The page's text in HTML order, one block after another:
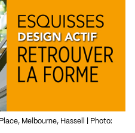
Melbourne, Hassell | Photo: